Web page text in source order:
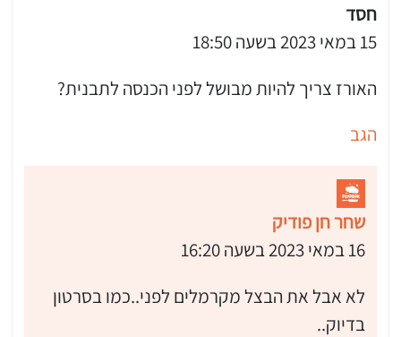
חסד
15 במאי 2023 בשעה 18:50
האורז צריך להיות מבושל לפני הכנסה לתבנית?
הגב
שחר חן פודיק
16 במאי 2023 בשעה 16:20
לא אבל את הבצל מקרמלים לפני..כמו בסרטון
בדיוק..